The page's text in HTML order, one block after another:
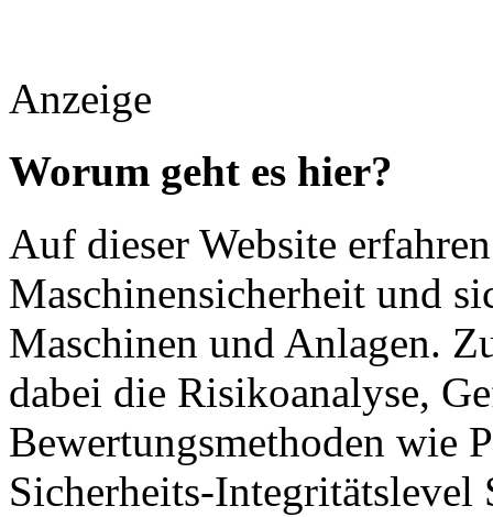
Anzeige
Worum geht es hier?
Auf dieser Website
Maschinensicherheit und
Maschinen und Anlagen.
dabei die Risikoanalyse,
Bewertungsmethoden wie
Sicherheits-Integritätslevel